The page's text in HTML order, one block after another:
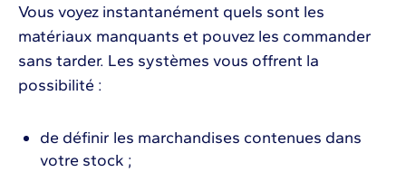
Vous voyez instantanément quels sont les
matériaux manquants et pouvez les commander
sans tarder. Les systèmes vous offrent la
possibilité :
de définir les marchandises contenues dans
votre stock ;